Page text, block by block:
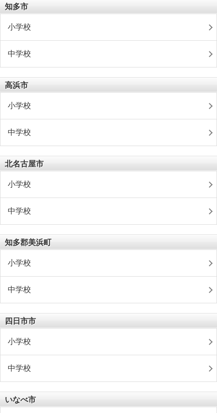
知多市
小学校
中学校
高浜市
小学校
中学校
北名古屋市
小学校
中学校
知多郡美浜町
小学校
中学校
四日市市
小学校
中学校
いなべ市